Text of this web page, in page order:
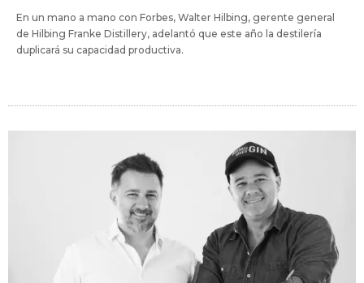
En un mano a mano con Forbes, Walter Hilbing, gerente general
de Hilbing Franke Distillery, adelantó que este año la destilería
duplicará su capacidad productiva.